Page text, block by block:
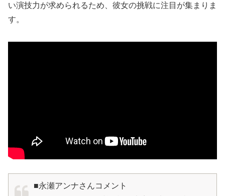
い演技力が求められるため、彼女の挑戦に注目が集まりま
す。
■永瀬アンナさんコメント